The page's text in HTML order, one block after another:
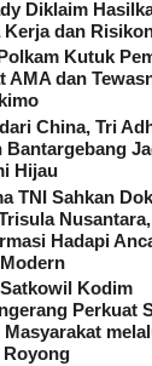
Diklaim
Kerja dan
Kutuk
AMA dan
China, Tri
Bantargebang
Hijau
TNI Sahkan
Hadapi
Kodim
Perkuat
Masyarakat